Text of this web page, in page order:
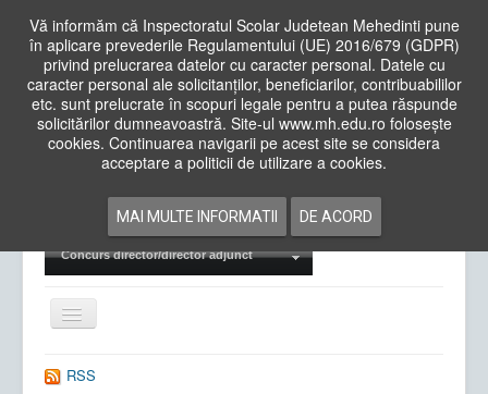
Vă informăm că Inspectoratul Scolar Judetean Mehedinti pune
în aplicare prevederile Regulamentului (UE) 2016/679 (GDPR)
privind prelucrarea datelor cu caracter personal. Datele cu
caracter personal ale solicitanților, beneficiarilor, contribuabililor
etc. sunt prelucrate în scopuri legale pentru a putea răspunde
solicitărilor dumneavoastră. Site-ul www.mh.edu.ro folosește
cookies. Continuarea navigarii pe acest site se considera
acceptare a politicii de utilizare a cookies.
MAI MULTE INFORMATII DE ACORD
Cauta
in
siteAcasa Cadre Didactice
Examene Naționale
Concurs director/director adjunct
Comută
navigarea
RSS